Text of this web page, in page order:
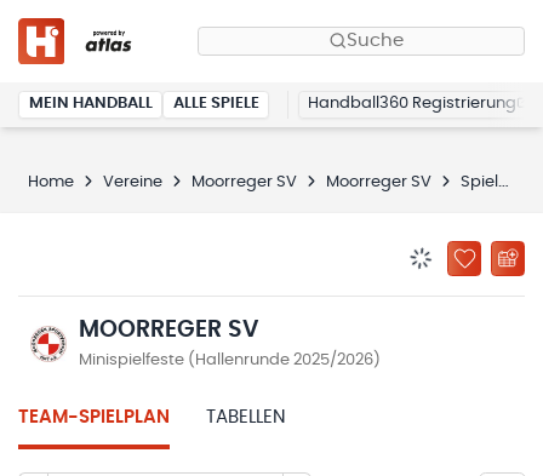
Suche
MEIN HANDBALL ALLE SPIELE Handball360 Registrierung
Home Vereine Moorreger SV Moorreger SV Spielplan
ZU
MOORREGER SV
Minispielfeste (Hallenrunde 2025/2026)
TEAM-SPIELPLAN TABELLEN